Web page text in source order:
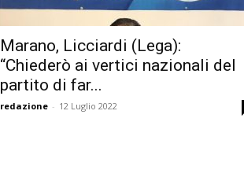
Marano, Licciardi (Lega):
“Chiederò ai vertici nazionali del
partito di far...
redazione - 12 Luglio 2022